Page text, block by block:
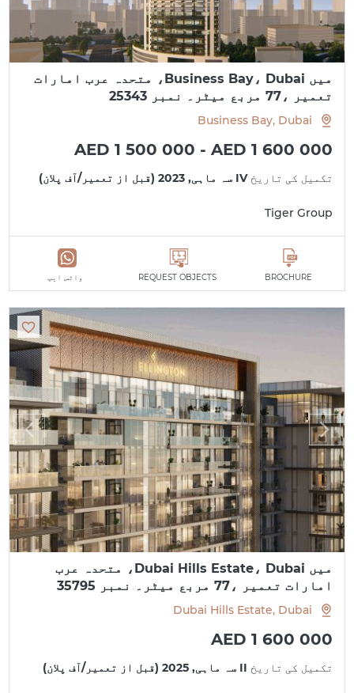
میں Business Bay، Dubai، متحدہ عرب امارات
تعمیر ،77 مربع میٹر۔ نمبر 25343
Business Bay, Dubai
AED 1 500 000 - AED 1 600 000
تکمیل کی تاریخIV سہ ماہی, 2023 (قبل از تعمیر/آف پلان)
Tiger Group
BROCHURE
REQUEST OBJECTS واٹس ایپ
میں Dubai Hills Estate، Dubai، متحدہ عرب
امارات تعمیر ،77 مربع میٹر۔ نمبر 35795
Dubai Hills Estate, Dubai
AED 1 600 000
تکمیل کی تاریخ II سہ ماہی, 2025 (قبل از تعمیر/آف پلان)